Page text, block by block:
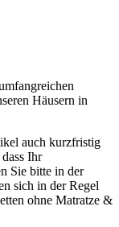
Häusern in
auch kurzfristig
Ihr
Sie bitte in der
sich in der Regel
ohne Matratze &